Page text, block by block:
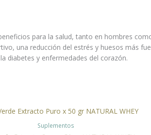
para la salud, tanto en hombres
una reducción del estrés y huesos más
diabetes y enfermedades del corazón.
Suplementos